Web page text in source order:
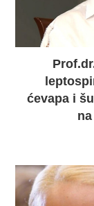
ćevapa i